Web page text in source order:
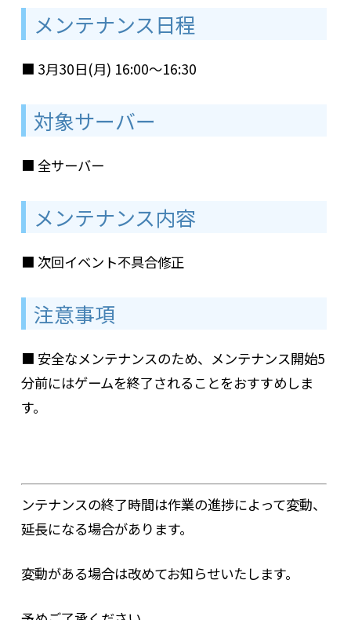
メンテナンス日程
■ 3月30日(月) 16:00～16:30
対象サーバー
■ 全サーバー
メンテナンス内容
■ 次回イベント不具合修正
注意事項
■ 安全なメンテナンスのため、メンテナンス開始5
分前にはゲームを終了されることをおすすめしま
す。
ンテナンスの終了時間は作業の進捗によって変動、
延長になる場合があります。
変動がある場合は改めてお知らせいたします。